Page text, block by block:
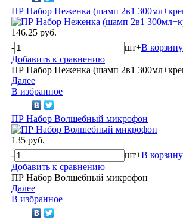
ПР Набор Неженка (шамп 2в1
146.25 руб.
-
шт+В корзину
Добавить к сравнению
ПР Набор Неженка (шамп 2в1
Далее
В избранное
ПР Набор Волшебный микрофон
135 руб.
-
шт+В корзину
Добавить к сравнению
ПР Набор Волшебный микрофон
Далее
В избранное